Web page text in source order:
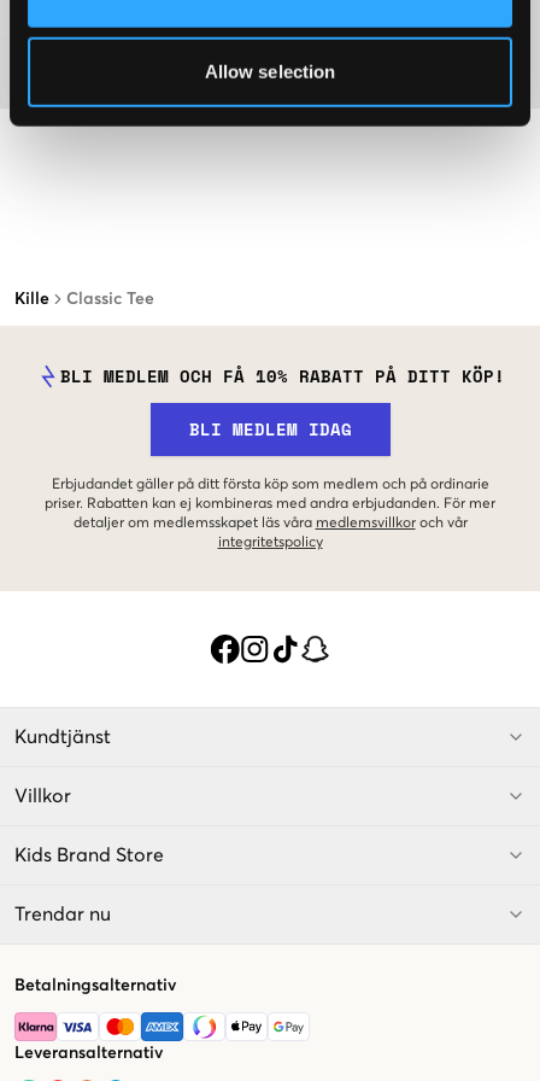
Allow selection
Kille Classic Tee
Mer information om tvättråd
BLI MEDLEM OCH FÅ 10% RABATT PÅ DITT KÖP!
BLI MEDLEM IDAG
Erbjudandet gäller på ditt första köp som medlem och på ordinarie
priser. Rabatten kan ej kombineras med andra erbjudanden. För mer
detaljer om medlemsskapet läs våra medlemsvillkor och vår
integritetspolicy
Kundtjänst
Villkor
Kids Brand Store
Trendar nu
Betalningsalternativ
Leveransalternativ